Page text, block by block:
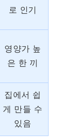
로 인기
영양가 높
은 한 끼
집에서 쉽
게 만들 수
있음